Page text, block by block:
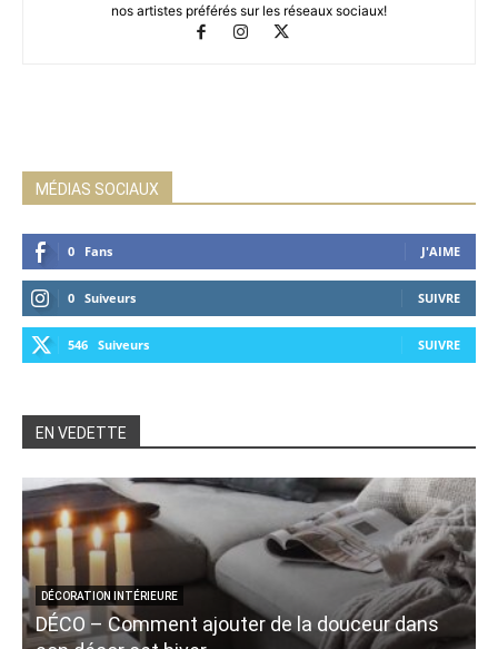
nos artistes préférés sur les réseaux sociaux!
MÉDIAS SOCIAUX
0 Fans J'AIME
0 Suiveurs SUIVRE
546 Suiveurs SUIVRE
EN VEDETTE
DÉCORATION INTÉRIEURE
DÉCO – Comment ajouter de la douceur dans